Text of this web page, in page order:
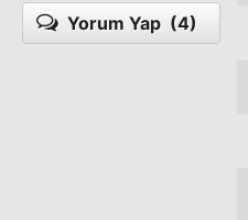
Yorum Yap (4)